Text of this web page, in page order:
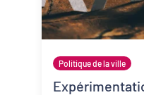
Politique de la ville